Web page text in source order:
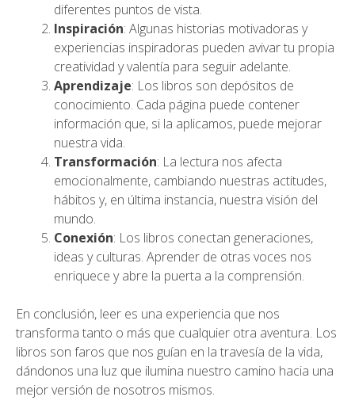
diferentes puntos de vista.
Inspiración: Algunas historias motivadoras y
experiencias inspiradoras pueden avivar tu propia
creatividad y valentía para seguir adelante.
Aprendizaje: Los libros son depósitos de
conocimiento. Cada página puede contener
información que, si la aplicamos, puede mejorar
nuestra vida.
Transformación: La lectura nos afecta
emocionalmente, cambiando nuestras actitudes,
hábitos y, en última instancia, nuestra visión del
mundo.
Conexión: Los libros conectan generaciones,
ideas y culturas. Aprender de otras voces nos
enriquece y abre la puerta a la comprensión.
En conclusión, leer es una experiencia que nos
transforma tanto o más que cualquier otra aventura. Los
libros son faros que nos guían en la travesía de la vida,
dándonos una luz que ilumina nuestro camino hacia una
mejor versión de nosotros mismos.